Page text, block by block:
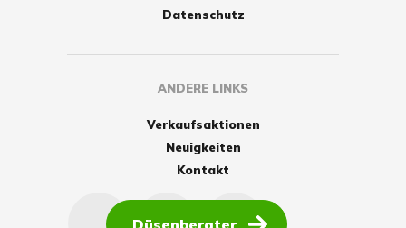
Datenschutz
ANDERE LINKS
Verkaufsaktionen
Neuigkeiten
Kontakt
Düsenberater